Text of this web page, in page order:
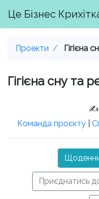
Це Бізнес
Проекти Гігієна
Гігієна сну та
✍️
Команда проєкту
Приєднатись